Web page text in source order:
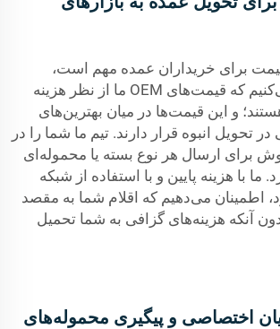
قیمت برای خریداران عمده مهم است،
بنابراین تضمین می‌کنیم که قیمت‌های OEM ما از نظر هزینه
و این قیمت‌ها در میان بهترین‌های
در تحویل انبوه قرار دارند. تیم ما شما را در
برای ارسال هر نوع بسته یا محموله‌ای
ما با هزینه پایین و با استفاده از شبکه
اطمینان می‌دهیم که اقلام شما به مقصد
آنکه هزینه‌های گزافی به شما تحمیل
اختصاصی و پیگیری محموله‌های